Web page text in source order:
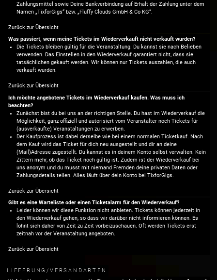
Zahlungsmittel sowie Deine Bankverbindung auf Erhalt der Zahlung unter dem
Namen „TixforGigs“ bzw. „Fluffy Clouds GmbH & Co KG“.
Zurück zur Übersicht
Was passiert, wenn meine Tickets im Wiederverkauft nicht verkauft wurden?
Die Tickets bleiben gültig für die Veranstaltung. Du kannst sie nach Belieben
verwenden. Das Einstellen in den Wiederverkauf garantiert nicht, dass sie
tatsächlichen gekauft werden. Wir können nur Tickets auszahlen, die auch
verkauft wurden.
Zurück zur Übersicht
Ich möchte angebotene Tickets im Wiederverkauf kaufen. Was muss ich
beachten?
Zunächst bist du bei uns an der richtigen Stelle. Du hast im Wiederverkauf die
Möglichkeit, ganz offiziell und autorisiert vom Veranstalter noch Tickets für
(ausverkaufte) Veranstaltungen zu erwerben.
Der Kaufprozess ist dabei derselbe wie bei einem normalen Ticketkauf. Nach
dem Kauf wird das Ticket für dich neu ausgestellt und dir an deine
(Mail)Adresse zugestellt. Du kannst es in deinem Konto selbst verwalten. Kein
Zittern mehr, ob das Ticket noch gültig ist. Zudem ist der Wiederverkauf bei
uns anonym und du musst mit niemand Fremden deine privaten Daten oder
Zahlungsdetails teilen. Alles läuft über dein Konto bei TixforGigs.
Zurück zur Übersicht
Gibt es eine Warteliste oder einen Ticketalarm für den Wiederverkauf?
Leider können wir diese Funktion nicht anbieten. Tickets können jederzeit in
den Wiederverkauf gehen, so dass wir darüber nicht informieren können. Es
lohnt sich daher von Zeit zu Zeit vorbeizuschauen. Oft werden Tickets erst
zeitnah vor der Veranstaltung angeboten.
Zurück zur Übersicht
LIEFERUNG/VERSANDARTEN